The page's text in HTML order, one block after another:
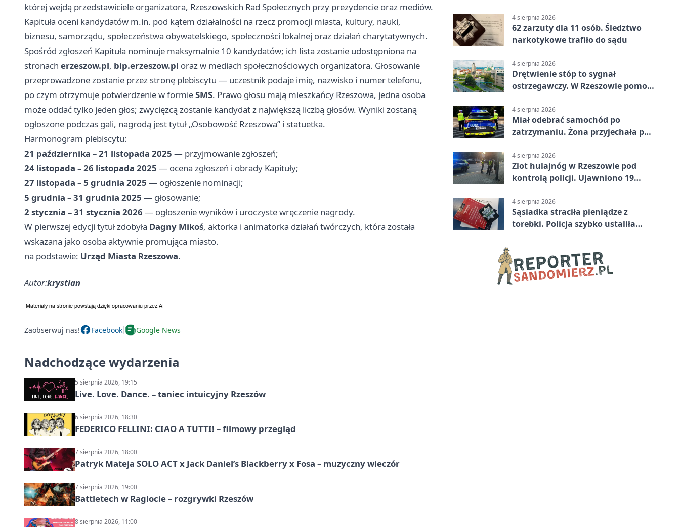
której wejdą przedstawiciele organizatora, Rzeszowskich Rad Społecznych przy prezydencie oraz mediów.
Kapituła oceni kandydatów m.in. pod kątem działalności na rzecz promocji miasta, kultury, nauki,
biznesu, samorządu, społeczeństwa obywatelskiego, społeczności lokalnej oraz działań charytatywnych.
Spośród zgłoszeń Kapituła nominuje maksymalnie 10 kandydatów; ich lista zostanie udostępniona na
stronach erzeszow.pl, bip.erzeszow.pl oraz w mediach społecznościowych organizatora. Głosowanie
przeprowadzone zostanie przez stronę plebiscytu — uczestnik podaje imię, nazwisko i numer telefonu,
po czym otrzymuje potwierdzenie w formieSMS. Prawo głosu mają mieszkańcy Rzeszowa, jedna osoba
może oddać tylko jeden głos; zwycięzcą zostanie kandydat z największą liczbą głosów. Wyniki zostaną
ogłoszone podczas gali, nagrodą jest tytuł „Osobowość Rzeszowa” i statuetka.
Harmonogram plebiscytu:
21 października – 21 listopada 2025 — przyjmowanie zgłoszeń;
24 listopada – 26 listopada 2025 — ocena zgłoszeń i obrady Kapituły;
27 listopada – 5 grudnia 2025 — ogłoszenie nominacji;
5 grudnia – 31 grudnia 2025 — głosowanie;
2 stycznia – 31 stycznia 2026 — ogłoszenie wyników i uroczyste wręczenie nagrody.
W pierwszej edycji tytuł zdobyła Dagny Mikoś, aktorka i animatorka działań twórczych, która została
wskazana jako osoba aktywnie promująca miasto.
na podstawie: Urząd Miasta Rzeszowa.
Autor:krystian
Zaobserwuj nas! Facebook Google News
Nadchodzące wydarzenia
5 sierpnia 2026, 19:15
Live. Love. Dance. – taniec intuicyjny Rzeszów
6 sierpnia 2026, 18:30
FEDERICO FELLINI: CIAO A TUTTI! – filmowy przegląd
7 sierpnia 2026, 18:00
Patryk Mateja SOLO ACT x Jack Daniel’s Blackberry x Fosa – muzyczny wieczór
7 sierpnia 2026, 19:00
Battletech w Raglocie – rozgrywki Rzeszów
8 sierpnia 2026, 11:00
4 sierpnia 2026
62 zarzuty dla 11 osób. Śledztwo
narkotykowe trafiło do sądu
4 sierpnia 2026
Drętwienie stóp to sygnał
ostrzegawczy. W Rzeszowie pomoże
4 sierpnia 2026
Miał odebrać samochód po
zatrzymaniu. Żona przyjechała po
4 sierpnia 2026
Zlot hulajnóg w Rzeszowie pod
kontrolą policji. Ujawniono 19
4 sierpnia 2026
Sąsiadka straciła pieniądze z
torebki. Policja szybko ustaliła